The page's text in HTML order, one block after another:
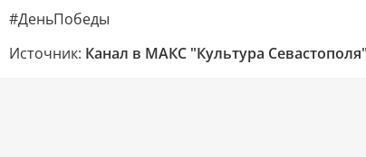
#ДеньПобеды
Источник: Канал в МАКС "Культура Севастополя"